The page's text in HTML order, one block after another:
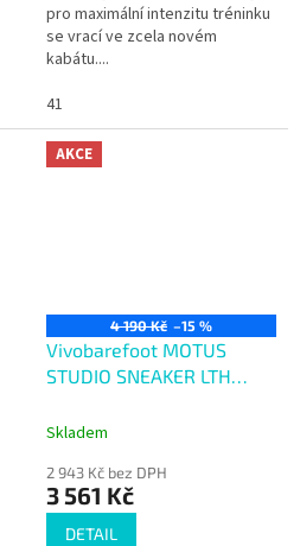
pro maximální intenzitu tréninku
se vrací ve zcela novém
kabátu....
41
AKCE
4 190 Kč –15 %
Vivobarefoot MOTUS
STUDIO SNEAKER LTH
OBSIDIAN/WHITE
Skladem
2 943 Kč bez DPH
3 561 Kč
DETAIL